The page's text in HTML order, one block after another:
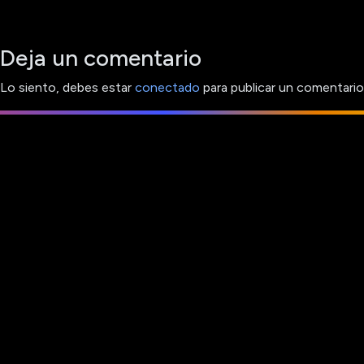
Deja un comentario
Lo siento, debes estar conectado para publicar un